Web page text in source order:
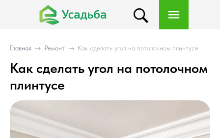
Главная → Ремонт → Как сделать угол на потолочном плинтусе
Как сделать угол на потолочном
плинтусе